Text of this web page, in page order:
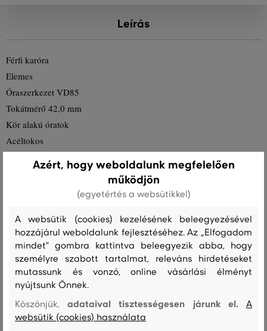
Leírás
Férfi karóra
Elemes
Óraszerkezet VD85
Tokátmérő 42,0 mm
Kör alakú óratok
Acéltokos
Fekete színű óraszíj
Fekete színű számlap
Tizenkét jeles számlap
Óraüveg - ásványi üvegből
Zuhanyozás és mosakodás közben vízálló
Dátum
Termék kódjaG131004-0-GT-KOM
Azért, hogy weboldalunk megfelelően
működjön
(egyetértés a websütikkel)
A websütik (cookies) kezelésének beleegyezésével
hozzájárul weboldalunk fejlesztéséhez. Az „Elfogadom
mindet" gombra kattintva beleegyezik abba, hogy
személyre szabott tartalmat, releváns hirdetéseket
mutassunk és vonzó, online vásárlási élményt
nyújtsunk Önnek.
Köszönjük,adataival tisztességesen járunk el.A
websütik (cookies) használata